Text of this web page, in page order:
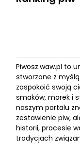
Piwosz.waw.pl to
stworzone z
zaspokoić swoją
smaków, marek i
naszym portalu
zestawienie piw,
historii, procesie
tradycjach